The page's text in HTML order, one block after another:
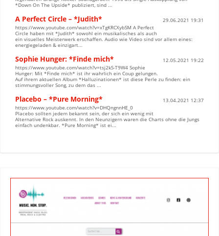
*Down On The Upside* publiziert, sind ...
A Perfect Circle – *Judith*
29.06.2021 19:31
https://www.youtube.com/watch?v=xTgKRCXybSM A Perfect
Circle haben mit *Judith* sowohl ein musikalisches als auch
ein visuelles Meisterwerk erschaffen. Audio wie Video sind vor allem eines:
energiegeladen & einzigart...
Sophie Hunger: *Finde mich*
12.05.2021 19:22
https://www.youtube.com/watch?v=tsj2kS-T9W4 Sophie
Hunger: Mit *Finde mich* ist ihr wahrlich ein Coup gelungen.
Auf ihrem aktuellen Album *Halluzinationen* ist diese Perle zu finden: ein
stimmungsvoller Song, zu dem das ...
Placebo – *Pure Morning*
13.04.2021 12:37
https://www.youtube.com/watch?v=DHQngnnHE_0
Placebo sollten jedem bekannt sein, der sich ein wenig mit
Alternative Rock auskennt. In den Neunzigern waren die Charts ohne die Jungs
einfach undenkbar. *Pure Morning* ist ei...